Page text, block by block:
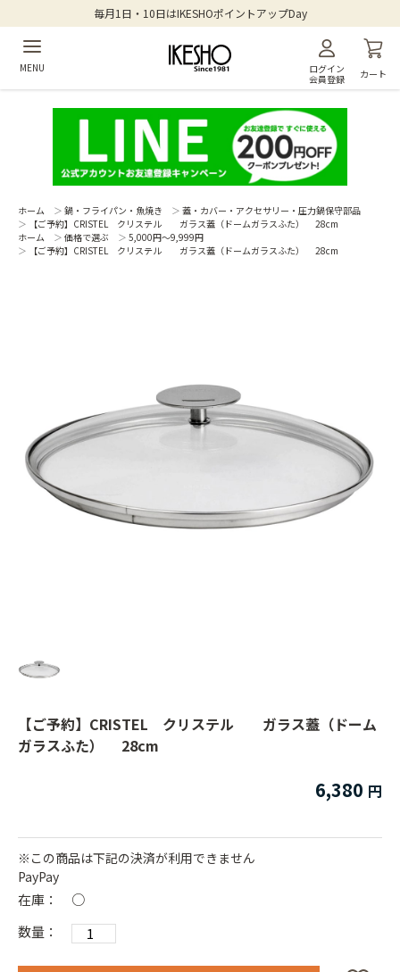
毎月1日・10日はIKESHOポイントアップDay
MENU
ログイン
会員登録
カート
ホーム ＞ 鍋・フライパン・魚焼き ＞ 蓋・カバー・アクセサリー・圧力鍋保守部品
＞
【ご予約】CRISTEL クリステル ガラス蓋（ドームガラスふた） 28cm
ホーム
＞ 価格で選ぶ ＞ 5,000円～9,999円
＞
【ご予約】CRISTEL クリステル ガラス蓋（ドームガラスふた） 28cm
【ご予約】CRISTEL クリステル ガラス蓋（ドーム
ガラスふた） 28cm
6,380
※この商品は下記の決済が利用できません
PayPay
在庫：
○
数量：